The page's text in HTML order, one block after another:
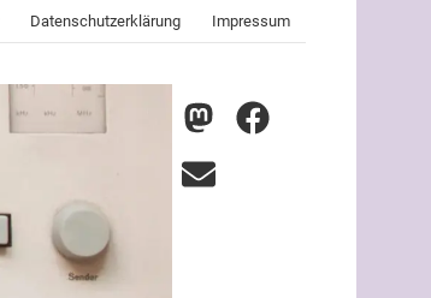
Datenschutzerklärung Impressum
nmz
Mastodon
nmz
E-